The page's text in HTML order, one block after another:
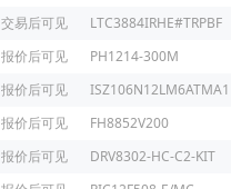
交易后可见
LTC3884IRHE#TRPBF
报价后可见
PH1214-300M
报价后可见
ISZ106N12LM6ATMA1
报价后可见
FH8852V200
报价后可见
DRV8302-HC-C2-KIT